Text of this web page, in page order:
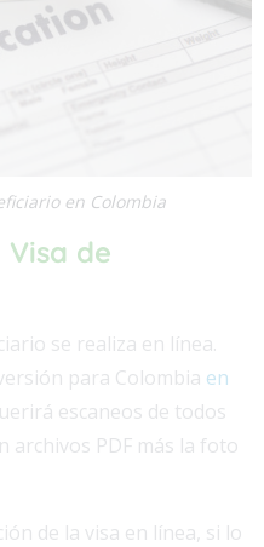
en Colombia
de
se realiza en línea.
para Colombia en
escaneos de todos
archivos PDF más la foto
de la visa en línea, si lo